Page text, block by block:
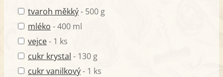
tvaroh měkký- 500 g
mléko - 400 ml
vejce- 1 ks
cukr krystal - 130 g
cukr vanilkový- 1 ks